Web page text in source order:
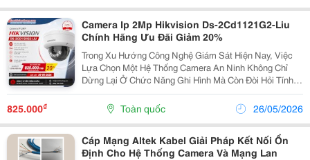
Camera Ip 2Mp Hikvision Ds-2Cd1121G2-Liu
Chính Hãng Ưu Đãi Giảm 20%
Trong Xu Hướng Công Nghệ Giám Sát Hiện Nay, Việc
Lựa Chọn Một Hệ Thống Camera An Ninh Không Chỉ
Dừng Lại Ở Chức Năng Ghi Hình Mà Còn Đòi Hỏi Tính
Năng Phân Tích Thông Minh Và Độ Bền Cao. Camera Ip
2Mp Hikvision Ds-2Cd1121G2-Liu Chính Là Giải Pháp
825.000₫ Toàn quốc 26/05/2026
Cáp Mạng Altek Kabel Giải Pháp Kết Nối Ổn
Định Cho Hệ Thống Camera Và Mạng Lan